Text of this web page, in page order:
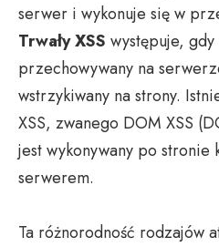
serwer i wykonuje się w
Trwały XSS występuje, gdy
przechowywany na
wstrzykiwany na strony.
XSS, zwanego DOM XSS
jest wykonywany po
serwerem.
Ta różnorodność rodzajów